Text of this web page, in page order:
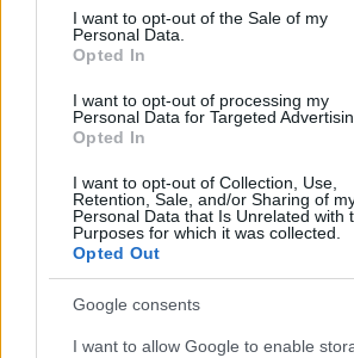
consent section.
I want to opt-out of the Sale of my
Personal Data.
Opted In
I want to opt-out of processing my
Personal Data for Targeted
Opted In
I want to opt-out of Collection, Use,
Retention, Sale, and/or Sharing of
Personal Data that Is Unrelated with
Purposes for which it was collected.
Opted Out
Google consents
I want to allow Google to enable